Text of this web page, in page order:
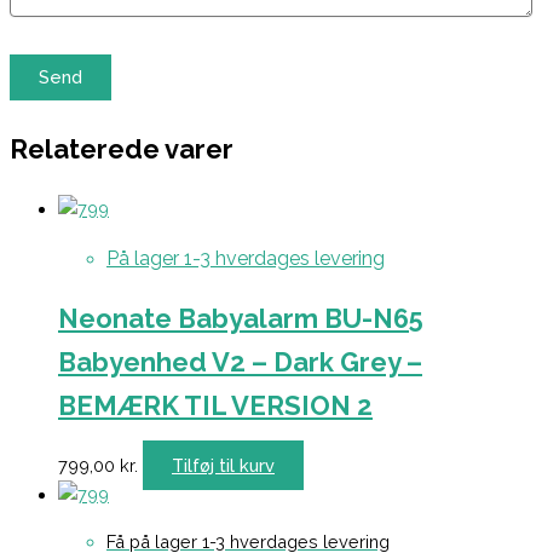
Relaterede varer
På lager 1-3 hverdages levering
Neonate Babyalarm BU-N65
Babyenhed V2 – Dark Grey –
BEMÆRK TIL VERSION 2
799,00 kr. Tilføj til kurv
Få på lager 1-3 hverdages levering